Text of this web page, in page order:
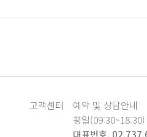
고객센터
예약 및 상담안내
평일
대표번호.